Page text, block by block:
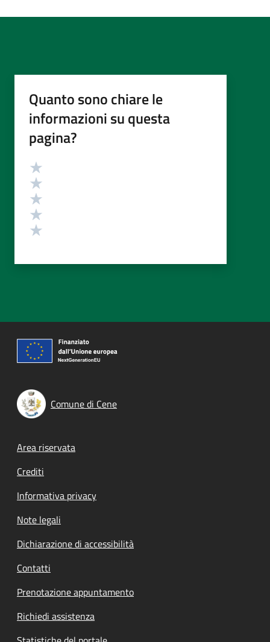
Quanto sono chiare le
informazioni su questa
pagina?
Valutazione
Comune di Cene
Footer menu
Area riservata
Crediti
Informativa privacy
Note legali
Dichiarazione di accessibilità
Contatti
Prenotazione appuntamento
Richiedi assistenza